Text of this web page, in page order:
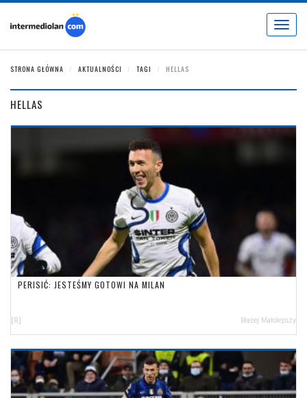
Toggle
STRONA GŁÓWNA AKTUALNOŚCI TAGI HELLAS
HELLAS
PERISIĆ: JESTEŚMY GOTOWI NA MILAN
[8] Błażej Małolepszy